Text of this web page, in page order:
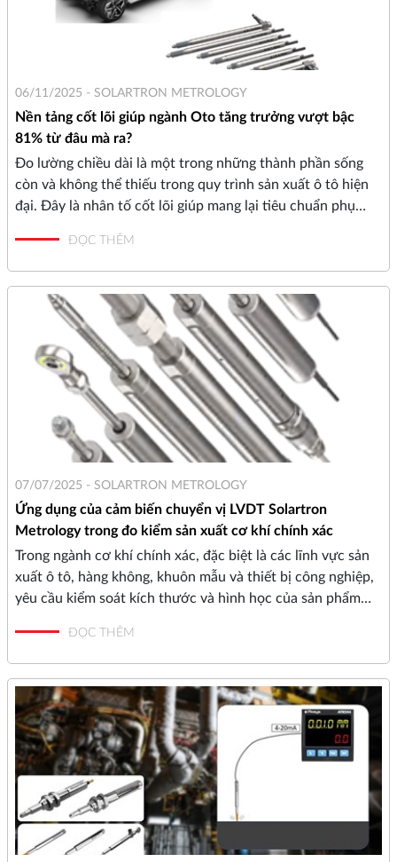
06/11/2025 - SOLARTRON METROLOGY
Nền tảng cốt lõi giúp ngành Oto tăng trưởng vượt bậc
81% từ đâu mà ra?
Đo lường chiều dài là một trong những thành phần sống
còn và không thể thiếu trong quy trình sản xuất ô tô hiện
đại. Đây là nhân tố cốt lõi giúp mang lại tiêu chuẩn phụ
trội và củng cố danh tiếng thương hiệu cho các hãng xe.
ĐỌC THÊM
07/07/2025 - SOLARTRON METROLOGY
Ứng dụng của cảm biến chuyển vị LVDT Solartron
Metrology trong đo kiểm sản xuất cơ khí chính xác
Trong ngành cơ khí chính xác, đặc biệt là các lĩnh vực sản
xuất ô tô, hàng không, khuôn mẫu và thiết bị công nghiệp,
yêu cầu kiểm soát kích thước và hình học của sản phẩm
bánh răng hay cụm lắp ráp đòi hỏi dung sai nhỏ, đồng thời
phải đảm bảo đồng nhất giữa hàng loạt (mass production).
Vậy làm thế nào để giải quyết vấn đề đó?
ĐỌC THÊM